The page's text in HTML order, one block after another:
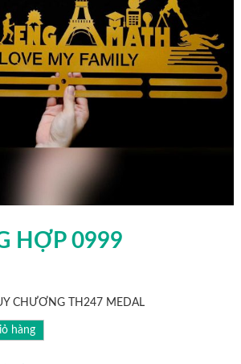
HỢP 0999
CHƯƠNG TH247 MEDAL
hàng